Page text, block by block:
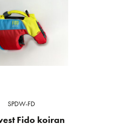
SPDW-FD
Fido koiran